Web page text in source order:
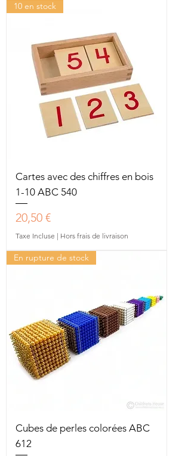
10 en stock
Cartes avec des chiffres en bois
1-10 ABC 540
Prix
20,50 €
Taxe Incluse | Hors frais de livraison
En rupture de stock
Cubes de perles colorées ABC
612